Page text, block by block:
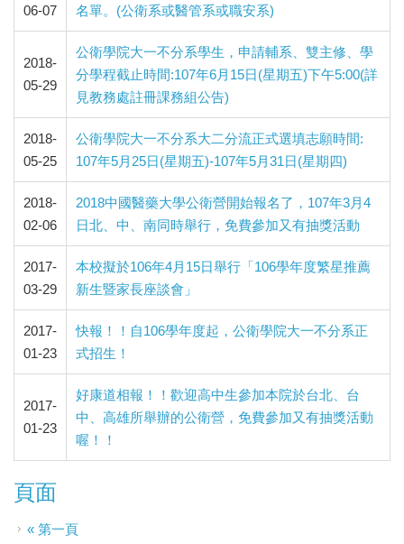
06-07
名單。(公衛系或醫管系或職安系)
2018-
05-29
公衛學院大一不分系學生，申請輔系、雙主修、學
分學程截止時間:107年6月15日(星期五)下午5:00(詳
見教務處註冊課務組公告)
2018-
05-25
公衛學院大一不分系大二分流正式選填志願時間:
107年5月25日(星期五)-107年5月31日(星期四)
2018-
02-06
2018中國醫藥大學公衛營開始報名了，107年3月4
日北、中、南同時舉行，免費參加又有抽獎活動
2017-
03-29
本校擬於106年4月15日舉行「106學年度繁星推薦
新生暨家長座談會」
2017-
01-23
快報！！自106學年度起，公衛學院大一不分系正
式招生！
2017-
01-23
好康道相報！！歡迎高中生參加本院於台北、台
中、高雄所舉辦的公衛營，免費參加又有抽獎活動
喔！！
頁面
« 第一頁